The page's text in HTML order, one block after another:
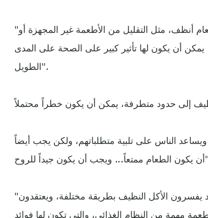
"إذا اتخذ الناس خطوات قليلة نحو تناول طعام أنظف، مثل التقليل من الأطعمة غير المجهزة أو
يمكن أن يكون لها تأثير كبير على الصحة على المدى
الطويل".
الناس على تلبية متطلباتهم، ولكن يجب أيضاً
للروح".
"أحد الأمور التي يجب مراعاتها هي أن الأفراد يفسرون الأكل النظيف بطريقة مختلفة، ويعتقدون
مهمة من النظام الغذائي، والتي تكون لها فوائد